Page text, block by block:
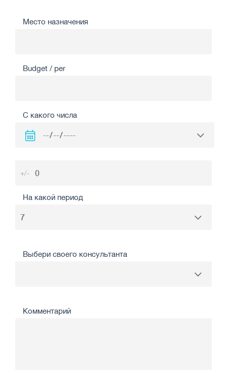
Место назначения
Budget / per
С какого числа
+/-
На какой период
Выбери своего консультанта
Комментарий